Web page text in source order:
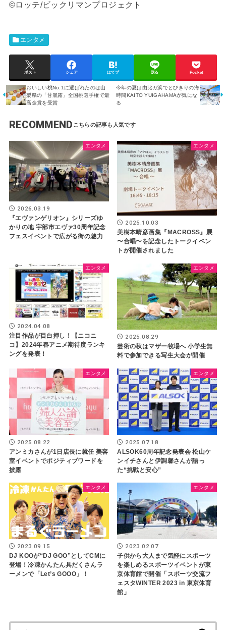
©ロッテ/ビックリマンプロジェクト
エンタメ
ポスト シェア はてブ 送る Pocket
おいしい桃No.1に選ばれたのは山
梨県の「甘麗露」全国桃選手権で最
高金賞を受賞
今年の夏は由比ガ浜でとびきりの海
時間KAITO YUIGAHAMAが気にな
る
RECOMMEND
エンタメ
2026.03.19
『エヴァンゲリオン』シリーズゆ
かりの地 宇部市エヴァ30周年記念
フェスイベントで広がる街の魅力
エンタメ
2025.10.03
美樹本晴彦画集『MACROSS』展
〜合唱〜を記念したトークイベン
トが開催されました
エンタメ
2024.04.08
注目作品が目白押し！【ニコニ
コ】2024年春アニメ期待度ランキ
ングを発表！
エンタメ
2025.08.29
芸術の秋はマザー牧場へ 小学生無
料で参加できる写生大会が開催
エンタメ
2025.08.22
アンミカさんが1日店長に就任 美容
室イベントでポジティブワードを
披露
エンタメ
2025.07.18
ALSOK60周年記念発表会 松山ケ
ンイチさんと伊調馨さんが語っ
た“挑戦と安心”
エンタメ
2023.09.15
DJ KOOが“DJ GOO”としてCMに
登場！冷凍かんたん具だくさんラ
ーメンで「Let’s GOOO」！
エンタメ
2023.02.07
子供から大人まで気軽にスポーツ
を楽しめるスポーツイベントが東
京体育館で開催「スポーツ交流フ
ェスタWINTER 2023 in 東京体育
館」